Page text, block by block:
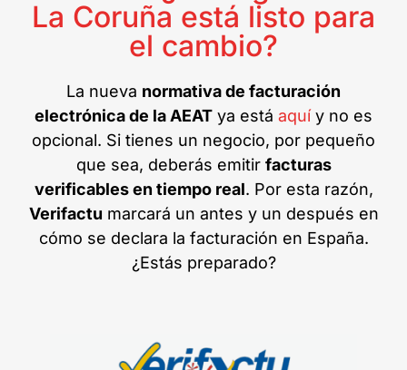
La Coruña está listo para
el cambio?
La nueva normativa de facturación
electrónica de la AEAT ya está aquíy no es
opcional. Si tienes un negocio, por pequeño
que sea, deberás emitir facturas
verificables en tiempo real. Por esta razón,
Verifactu marcará un antes y un después en
cómo se declara la facturación en España.
¿Estás preparado?